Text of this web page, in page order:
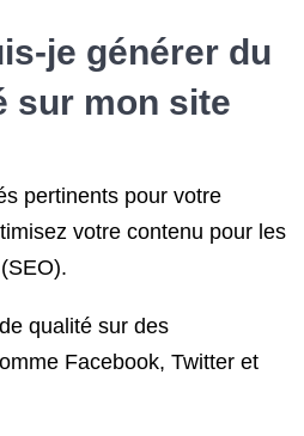
je générer du
sur mon site
pertinents pour votre
votre contenu pour les
qualité sur des
Facebook, Twitter et